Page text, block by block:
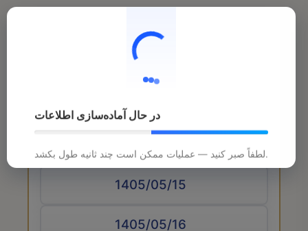
Arrival date
در حال آماده‌سازی اطلاعات
لطفاً صبر کنید — عملیات ممکن است چند ثانیه طول بکشد.